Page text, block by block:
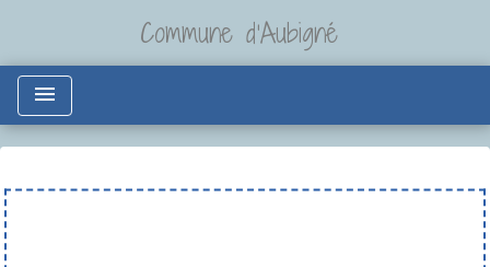
Commune d'Aubigné
menu